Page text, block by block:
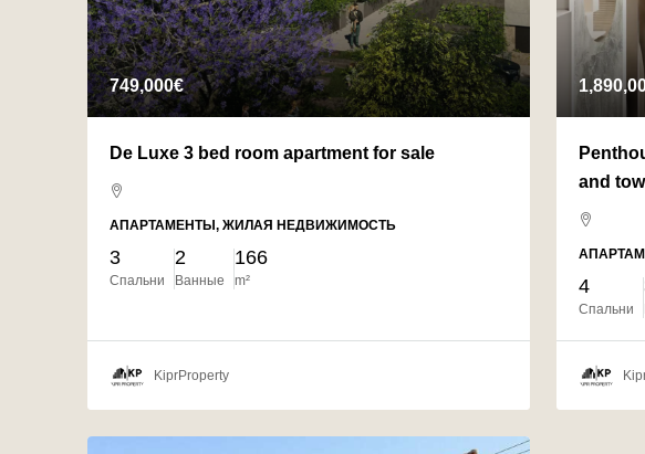
749,000€
De Luxe 3 bed room apartment for sale
АПАРТАМЕНТЫ, ЖИЛАЯ НЕДВИЖИМОСТЬ
3
Спальни
2
Ванные
166
m²
KiprProperty
and
4
Спальни